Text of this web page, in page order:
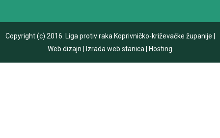
Copyright (c) 2016. Liga protiv raka Koprivničko-križevačke županije
Web dizajn
Izrada web stanica Hosting